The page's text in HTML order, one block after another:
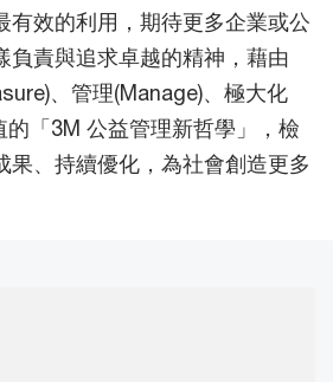
有效的利用，期待更多企業或公
負責與追求卓越的精神，藉由
、管理(Manage)、極大化
的「3M 公益管理新哲學」，檢
果、持續優化，為社會創造更多